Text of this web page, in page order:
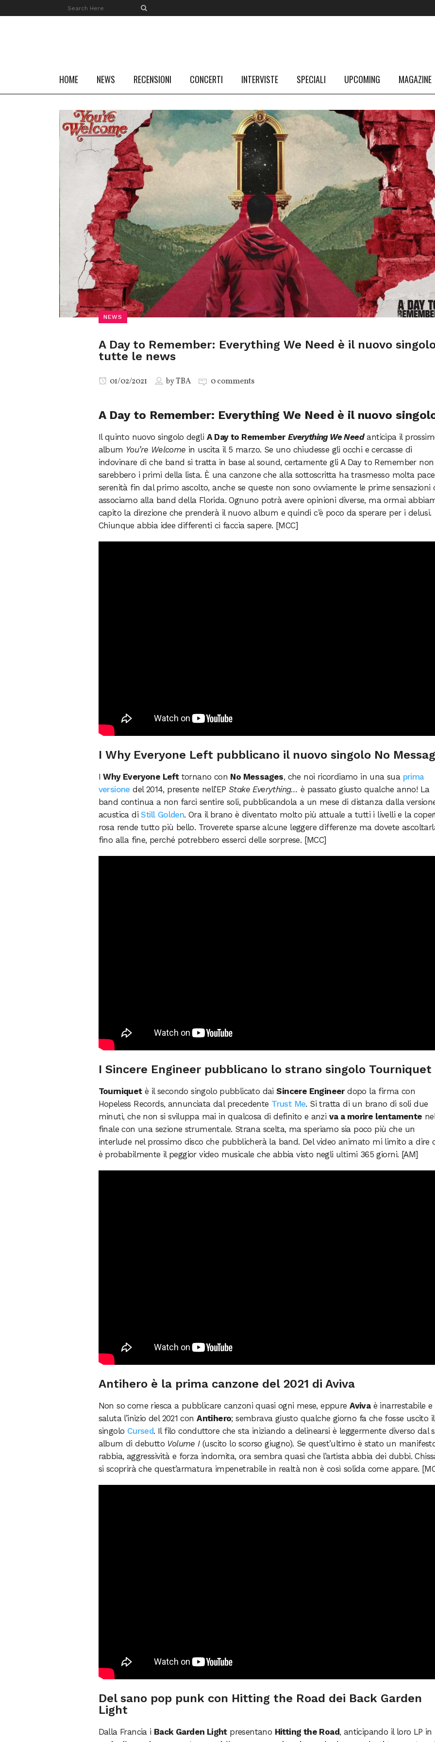
HOME NEWS RECENSIONI CONCERTI INTERVISTE SPECIALI UPCOMING MAGAZINE
NEWS
A Day to Remember: Everything We Need è il nuovo
tutte le news
01/02/2021 byTBA 0 comments
A Day to Remember: Everything We Need è il nuovo
Il quinto nuovo singolo degli A Day to Remember Everything We Needanticipa il
album You’re Welcome in uscita il 5 marzo. Se uno chiudesse gli occhi e cercasse di
indovinare di che band si tratta in base al sound, certamente gli A Day to Remember non
sarebbero i primi della lista. È una canzone che alla sottoscritta ha trasmesso molta
serenità fin dal primo ascolto, anche se queste non sono ovviamente le prime sensazioni
associamo alla band della Florida. Ognuno potrà avere opinioni diverse, ma ormai
capito la direzione che prenderà il nuovo album e quindi c’è poco da sperare per i delusi.
Chiunque abbia idee differenti ci faccia sapere. [MCC]
I Why Everyone Left pubblicano il nuovo singolo No
IWhy Everyone Lefttornano con No Messages, che noi ricordiamo in una sua prima
versione del 2014, presente nell’EP Stake Everything… è passato giusto qualche anno! La
band continua a non farci sentire soli, pubblicandola a un mese di distanza dalla
acustica diStill Golden. Ora il brano è diventato molto più attuale a tutti i livelli e la
rosa rende tutto più bello. Troverete sparse alcune leggere differenze ma dovete
fino alla fine, perché potrebbero esserci delle sorprese. [MCC]
I Sincere Engineer pubblicano lo strano singolo Tourniquet
Tourniquetè il secondo singolo pubblicato daiSincere Engineerdopo la firma con
Hopeless Records, annunciata dal precedente Trust Me. Si tratta di un brano di soli due
minuti, che non si sviluppa mai in qualcosa di definito e anzi va a morire lentamente
finale con una sezione strumentale. Strana scelta, ma speriamo sia poco più che un
interlude nel prossimo disco che pubblicherà la band. Del video animato mi limito a dire
è probabilmente il peggior video musicale che abbia visto negli ultimi 365 giorni. [AM]
Antihero è la prima canzone del 2021 di Aviva
Non so come riesca a pubblicare canzoni quasi ogni mese, eppureAvivaè inarrestabile e
saluta l’inizio del 2021 conAntihero; sembrava giusto qualche giorno fa che fosse uscito
singolo Cursed. Il filo conduttore che sta iniziando a delinearsi è leggermente diverso dal
album di debutto Volume I(uscito lo scorso giugno). Se quest’ultimo è stato un
rabbia, aggressività e forza indomita, ora sembra quasi che l’artista abbia dei dubbi.
si scoprirà che quest’armatura impenetrabile in realtà non è così solida come appare.
Del sano pop punk con Hitting the Road dei Back Garden
Light
Dalla Francia i Back Garden Lightpresentano Hitting the Road, anticipando il loro LP in